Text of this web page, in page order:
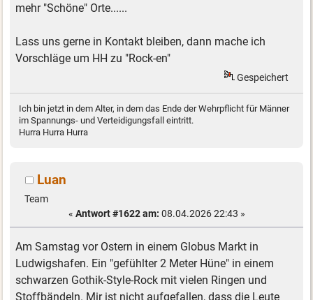
mehr "Schöne" Orte......
Lass uns gerne in Kontakt bleiben, dann mache ich
Vorschläge um HH zu "Rock-en"
Gespeichert
Ich bin jetzt in dem Alter, in dem das Ende der Wehrpflicht für Männer
im Spannungs- und Verteidigungsfall eintritt.
Hurra Hurra Hurra
Luan
Team
« Antwort #1622 am: 08.04.2026 22:43 »
Am Samstag vor Ostern in einem Globus Markt in
Ludwigshafen. Ein "gefühlter 2 Meter Hüne" in einem
schwarzen Gothik-Style-Rock mit vielen Ringen und
Stoffbändeln. Mir ist nicht aufgefallen, dass die Leute